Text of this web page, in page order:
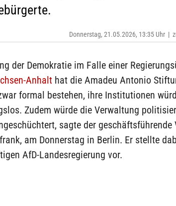
Donnerstag, 21.05.2026, 13:35 Uhr |
der Demokratie im Falle einer
Anhalt hat die Amadeu Antonio
formal bestehen, ihre Institutionen
Zudem würde die Verwaltung
sagte der geschäftsführende
am Donnerstag in Berlin. Er stellte
AfD-Landesregierung vor.